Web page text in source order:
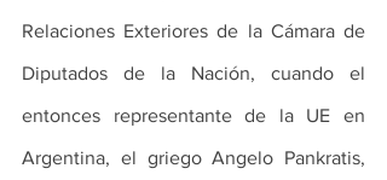
Relaciones Exteriores de la Cámara de
Diputados de la Nación, cuando el
entonces representante de la UE en
Argentina, el griego Angelo Pankratis,